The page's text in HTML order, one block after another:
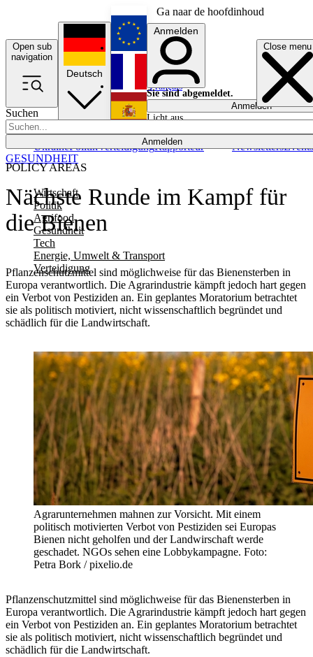
Ga naar de hoofdinhoud
Open sub
navigation
Close menu
Suchen
Anmelden
POLICY AREAS
Wirtschaft
Politik
Agrifood
Gesundheit
Tech
Energie, Umwelt & Transport
Verteidigung
UkrainePolitikVerteidigungRapporteur NewslettersEvents
Deutsch
English
Français
Anmelden
Sie sind abgemeldet.
Anmelden
Licht aus
Nächste Runde im Kampf für
die Bienen
Pflanzenschutzmittel sind möglichweise für das Bienensterben in
Europa verantwortlich. Die Agrarindustrie kämpft jedoch hart gegen
ein Verbot von Pestiziden an. Ein geplantes Moratorium betrachtet
sie als politisch motiviert, nicht wissenschaftlich begründet und
schädlich für die Landwirtschaft.
GESUNDHEIT
Agrarunternehmen mahnen zur Vorsicht. Mit einem
politisch motivierten Verbot von Pestiziden sei Europas
Bienen nicht geholfen und der Landwirschaft werde
geschadet. NGOs sehen eine Lobbykampagne. Foto:
Petra Bork / pixelio.de
Pflanzenschutzmittel sind möglichweise für das Bienensterben in
Europa verantwortlich. Die Agrarindustrie kämpft jedoch hart gegen
ein Verbot von Pestiziden an. Ein geplantes Moratorium betrachtet
sie als politisch motiviert, nicht wissenschaftlich begründet und
schädlich für die Landwirtschaft.